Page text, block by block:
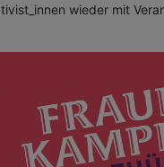
wieder mit